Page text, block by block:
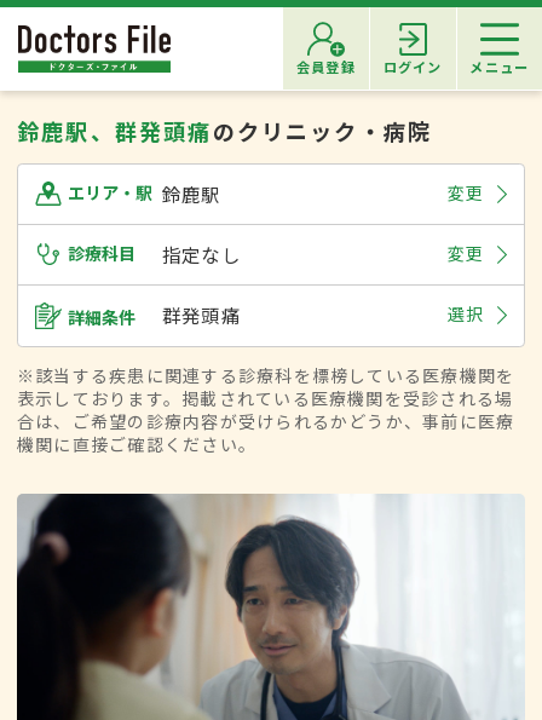
会員登録 ログイン メニュー
鈴鹿駅、群発頭痛のクリニック・病院
エリア・駅 鈴鹿駅 変更
診療科目 指定なし 変更
詳細条件 群発頭痛 選択
※該当する疾患に関連する診療科を標榜している医療機関を
表示しております。掲載されている医療機関を受診される場
合は、ご希望の診療内容が受けられるかどうか、事前に医療
機関に直接ご確認ください。